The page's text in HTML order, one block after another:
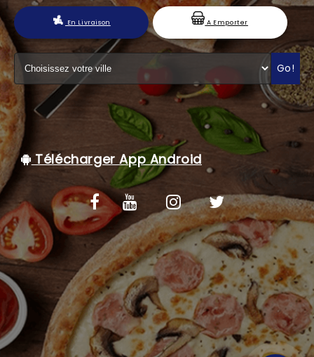
VOS AVIS
MENTIONS LÉGALES
C.G.V
En Livraison A Emporter
Go!
Télécharger App Android